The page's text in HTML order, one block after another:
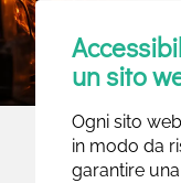
un sito
Ogni sito
in modo da
garantire